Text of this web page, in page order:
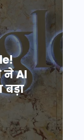
AI